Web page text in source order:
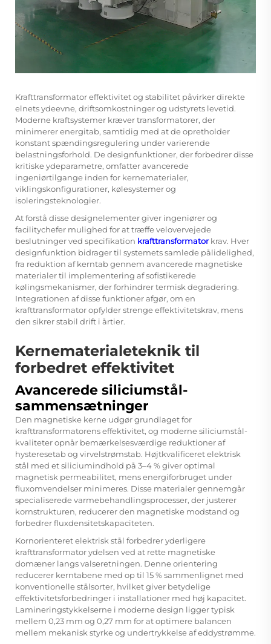
Krafttransformatoreffektivitet og stabilitet påvirker direkte
elnets ydeevne, driftsomkostninger og udstyrets levetid.
Moderne kraftsystemer kræver transformatorer, der
minimerer energitab, samtidig med at de opretholder
konstant spændingsregulering under varierende
belastningsforhold. De designfunktioner, der forbedrer disse
kritiske ydeparametre, omfatter avancerede
ingeniørtilgange inden for kernematerialer,
viklingskonfigurationer, kølesystemer og
isoleringsteknologier.
At forstå disse designelementer giver ingeniører og
facilitychefer mulighed for at træffe velovervejede
beslutninger ved specifikation krafttransformatorkrav. Hver
designfunktion bidrager til systemets samlede pålidelighed,
fra reduktion af kerntab gennem avancerede magnetiske
materialer til implementering af sofistikerede
kølingsmekanismer, der forhindrer termisk degradering.
Integrationen af disse funktioner afgør, om en
krafttransformator opfylder strenge effektivitetskrav, mens
den sikrer stabil drift i årtier.
Kernematerialeteknik til
forbedret effektivitet
Avancerede siliciumstål-
sammensætninger
Den magnetiske kerne udgør grundlaget for
krafttransformatorens effektivitet, og moderne siliciumstål-
kvaliteter opnår bemærkelsesværdige reduktioner af
hysteresetab og virvelstrømstab. Højtkvalificeret elektrisk
stål med et siliciumindhold på 3–4 % giver optimal
magnetisk permeabilitet, mens energiforbruget under
fluxomvendelser minimeres. Disse materialer gennemgår
specialiserede varmebehandlingsprocesser, der justerer
kornstrukturen, reducerer den magnetiske modstand og
forbedrer fluxdensitetskapaciteten.
Kornorienteret elektrisk stål forbedrer yderligere
krafttransformatorydelsen ved at rette magnetiske
domæner langs valseretningen. Denne orientering
reducerer kerntabene med op til 15 % sammenlignet med
konventionelle stålsorter, hvilket giver betydelige
effektivitetsforbedringer i installationer med høj kapacitet.
Lamineringstykkelserne i moderne design ligger typisk
mellem 0,23 mm og 0,27 mm for at optimere balancen
mellem mekanisk styrke og undertrykkelse af eddystrømme.